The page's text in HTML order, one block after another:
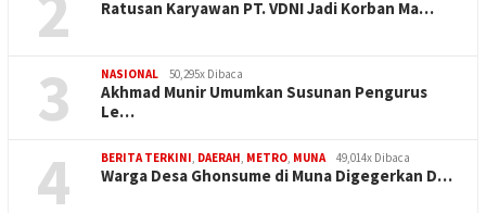
Ratusan Karyawan PT. VDNI Jadi Korban Ma…
3 NASIONAL 50,295x Dibaca
Akhmad Munir Umumkan Susunan Pengurus
Le…
4 BERITA TERKINI, DAERAH, METRO, MUNA 49,014x Dibaca
Warga Desa Ghonsume di Muna Digegerkan D…